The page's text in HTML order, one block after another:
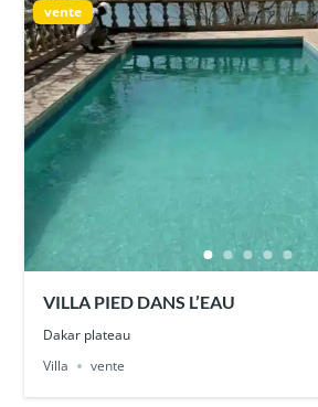
vente
VILLA PIED DANS L’EAU
Dakar plateau
Villa
vente